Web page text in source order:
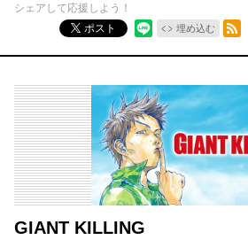
シェアして応援しよう！
ポスト
埋め込む
RSSフィード
GIANT KILLING